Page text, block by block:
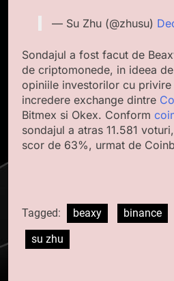
— Su Zhu (@zhusu)
Sondajul a fost facut de
de criptomonede, in ideea
opiniile investorilor cu
incredere exchange dintre
Bitmex si Okex. Conform
sondajul a atras 11.581
scor de 63%, urmat de
Tagged: beaxy binance
su zhu